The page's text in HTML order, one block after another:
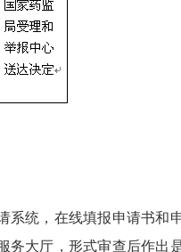
统，在线填报申请书和
务大厅，形式审查后作出